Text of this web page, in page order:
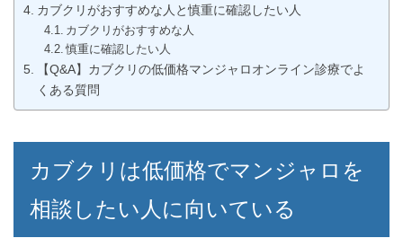
カブクリがおすすめな人と慎重に確認したい人
カブクリがおすすめな人
慎重に確認したい人
【Q&A】カブクリの低価格マンジャロオンライン診療でよ
くある質問
カブクリは低価格でマンジャロを
相談したい人に向いている